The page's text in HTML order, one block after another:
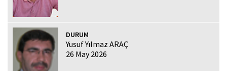
DURUM
Yusuf Yılmaz ARAÇ
26 May 2026